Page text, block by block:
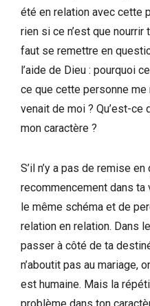
été en relation avec cette
rien si ce n’est que nourrir
faut se remettre en
l’aide de Dieu : pourquoi
ce que cette personne
venait de moi ? Qu’est-ce
mon caractère ?
S’il n’y a pas de remise
recommencement dans
le même schéma et de
relation en relation. Dans
passer à côté de ta
n’aboutit pas au mariage,
est humaine. Mais la
problème dans ton